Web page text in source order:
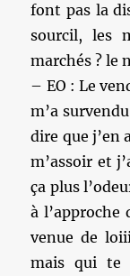
font pas la
sourcil, les
marchés ? le
– EO : Le
m’a
dire que j’en
m’assoir et
ça plus
à l’approche
venue de
mais qui te